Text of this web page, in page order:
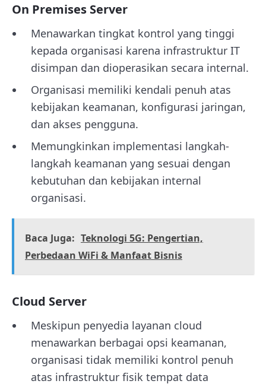
On Premises Server
Menawarkan tingkat kontrol yang tinggi
kepada organisasi karena infrastruktur IT
disimpan dan dioperasikan secara internal.
Organisasi memiliki kendali penuh atas
kebijakan keamanan, konfigurasi jaringan,
dan akses pengguna.
Memungkinkan implementasi langkah-
langkah keamanan yang sesuai dengan
kebutuhan dan kebijakan internal
organisasi.
Baca Juga: Teknologi 5G: Pengertian,
Perbedaan WiFi & Manfaat Bisnis
Cloud Server
Meskipun penyedia layanan cloud
menawarkan berbagai opsi keamanan,
organisasi tidak memiliki kontrol penuh
atas infrastruktur fisik tempat data